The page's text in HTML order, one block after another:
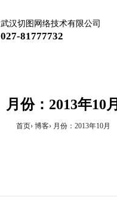
武汉切图网络技术有限公司
027-81777732
月份：2013年10月
首页 博客 月份：2013年10月